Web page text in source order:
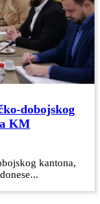
dobojskog
KM
kantona,